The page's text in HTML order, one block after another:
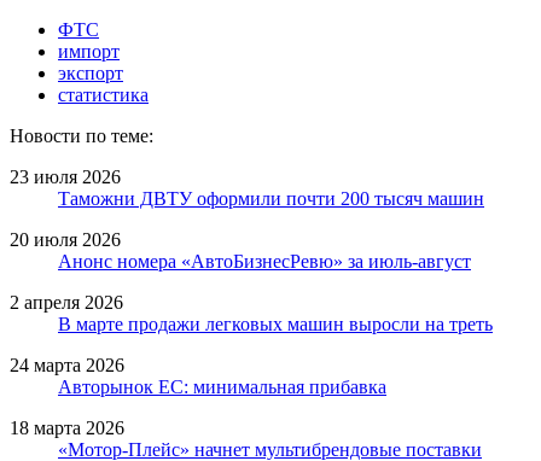
ФТС
импорт
экспорт
статистика
Новости по теме:
23 июля 2026
Таможни ДВТУ оформили почти 200 тысяч машин
20 июля 2026
Анонс номера «АвтоБизнесРевю» за июль-август
2 апреля 2026
В марте продажи легковых машин выросли на треть
24 марта 2026
Авторынок ЕС: минимальная прибавка
18 марта 2026
«Мотор-Плейс» начнет мультибрендовые поставки